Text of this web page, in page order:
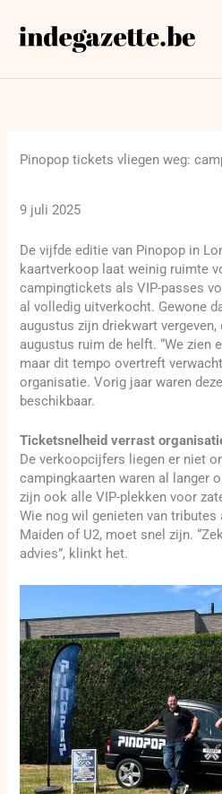
naar
Pinopop tickets vliegen weg:
9 juli 2025
De vijfde editie van Pinopop in
kaartverkoop laat weinig ruimte
campingtickets als VIP-passes
al volledig uitverkocht. Gewone
augustus zijn driekwart
augustus ruim de helft. “We zien
maar dit tempo overtreft
organisatie. Vorig jaar waren
beschikbaar.
Ticketsnelheid verrast
De verkoopcijfers liegen er niet
campingkaarten waren al langer
zijn ook alle VIP-plekken voor
Wie nog wil genieten van
Maiden of U2, moet snel zijn.
advies”, klinkt het.